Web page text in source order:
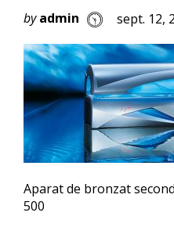
by admin sept. 12,
Aparat de bronzat
500